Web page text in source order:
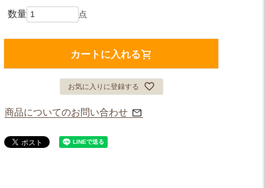
カートに入れる
お気に入りに登録する
商品についてのお問い合わせ